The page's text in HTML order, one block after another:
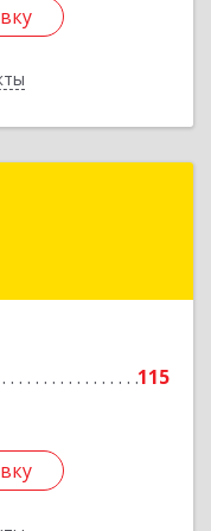
115
Петропавловск-
Подробнее